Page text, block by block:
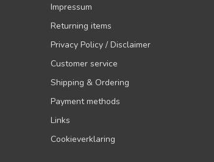
Impressum
Returning items
Privacy Policy / Disclaimer
Customer service
Shipping & Ordering
Payment methods
Links
Cookieverklaring